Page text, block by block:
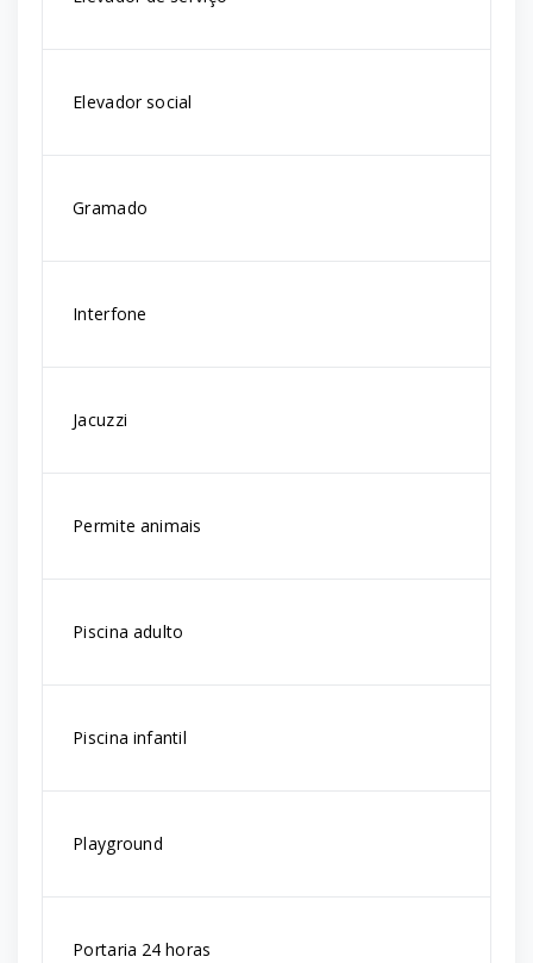
Elevador social
Gramado
Interfone
Jacuzzi
Permite animais
Piscina adulto
Piscina infantil
Playground
Portaria 24 horas